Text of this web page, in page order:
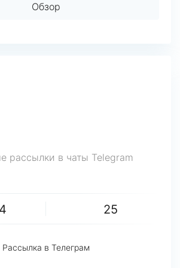
Обзор
рассылки в чаты Telegram
25
Рассылка в Телеграм